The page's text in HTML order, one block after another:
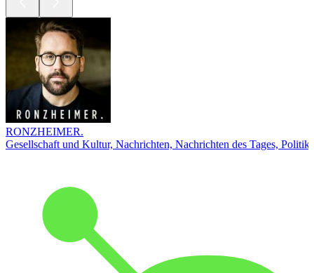
RONZHEIMER.
Gesellschaft und Kultur, Nachrichten, Nachrichten des Tages, Politik